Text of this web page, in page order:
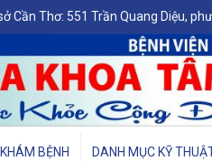
Cần Thơ: 551 Trần Quang Diệu,
BỆNH DANH MỤC KỸ